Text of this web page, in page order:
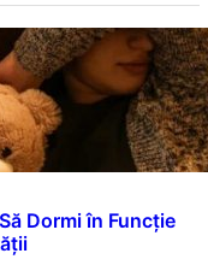
Dormi în Funcție